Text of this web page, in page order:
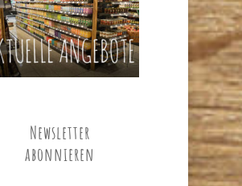
Newsletter
abonnieren